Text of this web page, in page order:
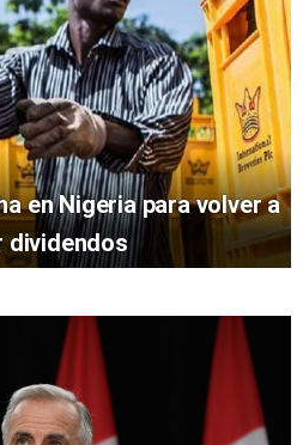
en Nigeria para volver a
dividendos